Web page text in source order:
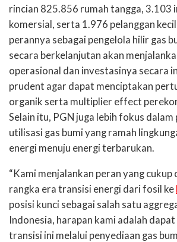
rincian 825.856 rumah tangga, 3.103
komersial, serta 1.976 pelanggan
perannya sebagai pengelola hilir gas
secara berkelanjutan akan
operasional dan investasinya secara
prudent agar dapat menciptakan
organik serta multiplier effect
Selain itu, PGN juga lebih fokus dalam
utilisasi gas bumi yang ramah
energi menuju energi terbarukan.
“Kami menjalankan peran yang cukup
rangka era transisi energi dari fosil ke
posisi kunci sebagai salah satu
Indonesia, harapan kami adalah
transisi ini melalui penyediaan gas